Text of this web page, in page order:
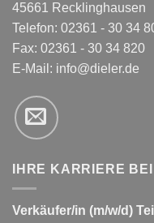
45661 Recklinghausen
Telefon: 02361 - 30 34
Fax: 02361 - 30 34 820
E-Mail: info@dieler.de
IHRE KARRIERE
Verkäufer/in (m/w/d)